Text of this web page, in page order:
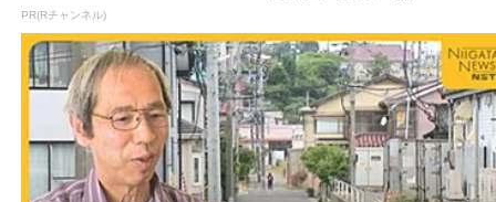
PR(Rチャンネル)